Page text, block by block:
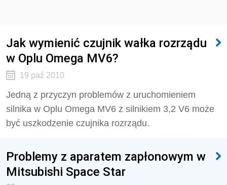
Jak wymienić czujnik wałka rozrządu
w Oplu Omega MV6?
19 paź 2010
Jedną z przyczyn problemów z uruchomieniem
silnika w Oplu Omega MV6 z silnikiem 3,2 V6 może
być uszkodzenie czujnika rozrządu.
Problemy z aparatem zapłonowym w
Mitsubishi Space Star